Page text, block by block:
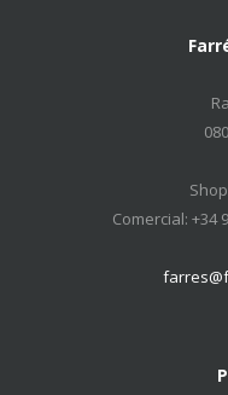
Comercial: +34